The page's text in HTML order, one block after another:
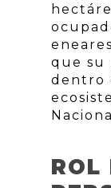
que su
dentro
ROL